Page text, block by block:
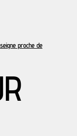
proche de